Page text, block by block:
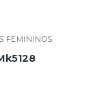
FEMININOS